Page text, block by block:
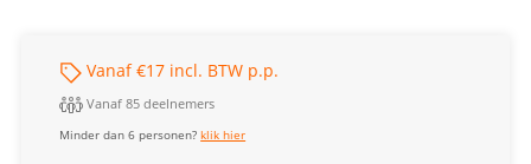
Vanaf €17 incl. BTW p.p.
Vanaf 85 deelnemers
Minder dan 6 personen?klik hier